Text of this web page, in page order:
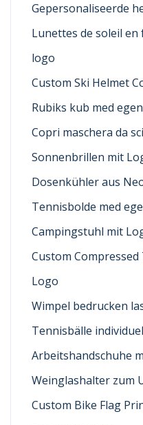
Gepersonaliseerde
Lunettes de soleil
logo
Custom Ski Helmet
Rubiks kub med
Copri maschera da
Sonnenbrillen mit
Dosenkühler aus
Tennisbolde med
Campingstuhl mit
Custom
Logo
Wimpel bedrucken
Tennisbälle
Arbeitshandschuhe
Weinglashalter zum
Custom Bike Flag